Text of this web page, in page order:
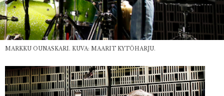
MARKKU OUNASKARI. KUVA: MAARIT KYTÖHARJU.